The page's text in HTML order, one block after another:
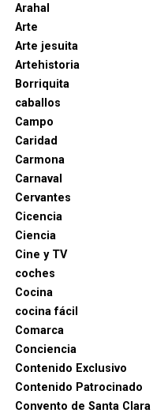
Arahal
Arte
Arte jesuita
Artehistoria
Borriquita
caballos
Campo
Caridad
Carmona
Carnaval
Cervantes
Cicencia
Ciencia
Cine y TV
coches
Cocina
cocina fácil
Comarca
Conciencia
Contenido Exclusivo
Contenido Patrocinado
Convento de Santa Clara